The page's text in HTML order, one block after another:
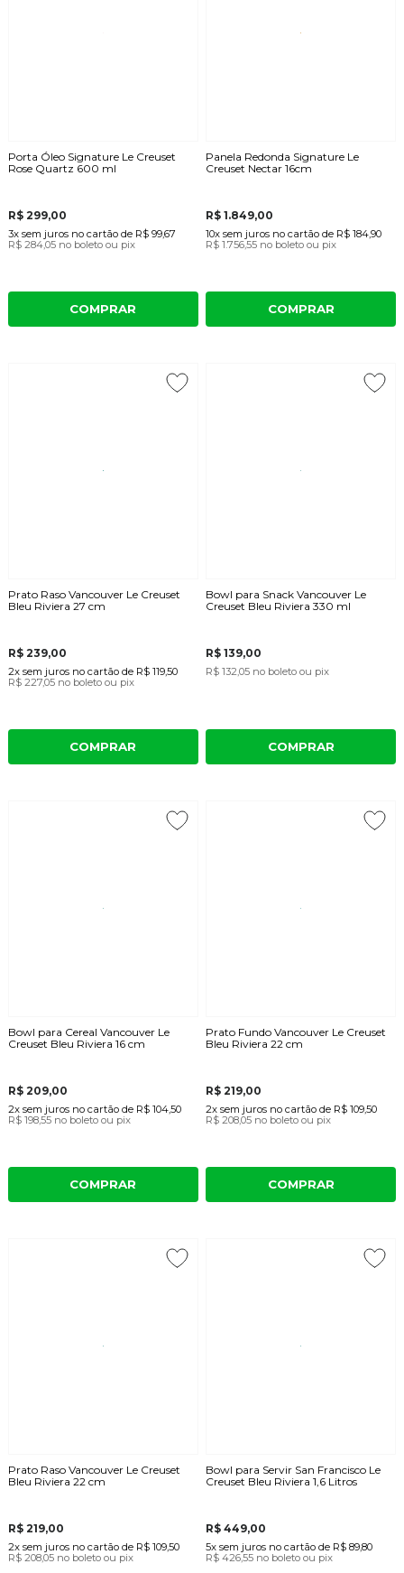
Porta Óleo Signature Le Creuset
Rose Quartz 600 ml
R$ 299,00
3x sem juros no cartãode R$ 99,67
R$ 284,05 no boleto ou pix
COMPRAR
Panela Redonda Signature Le
Creuset Nectar 16cm
R$ 1.849,00
10x sem juros no cartão de R$ 184,90
R$ 1.756,55 no boleto ou pix
COMPRAR
Prato Raso Vancouver Le Creuset
Bleu Riviera 27 cm
R$ 239,00
2x sem juros no cartãode R$ 119,50
R$ 227,05 no boleto ou pix
COMPRAR
Bowl para Snack Vancouver Le
Creuset Bleu Riviera 330 ml
R$ 139,00
R$ 132,05 no boleto ou pix
COMPRAR
Bowl para Cereal Vancouver Le
Creuset Bleu Riviera 16 cm
R$ 209,00
2x sem juros no cartãode R$ 104,50
R$ 198,55 no boleto ou pix
COMPRAR
Prato Fundo Vancouver Le Creuset
Bleu Riviera 22 cm
R$ 219,00
2x sem juros no cartão de R$ 109,50
R$ 208,05 no boleto ou pix
COMPRAR
Prato Raso Vancouver Le Creuset
Bleu Riviera 22 cm
R$ 219,00
2x sem juros no cartãode R$ 109,50
R$ 208,05 no boleto ou pix
Bowl para Servir San Francisco Le
Creuset Bleu Riviera 1,6 Litros
R$ 449,00
5x sem juros no cartão de R$ 89,80
R$ 426,55 no boleto ou pix